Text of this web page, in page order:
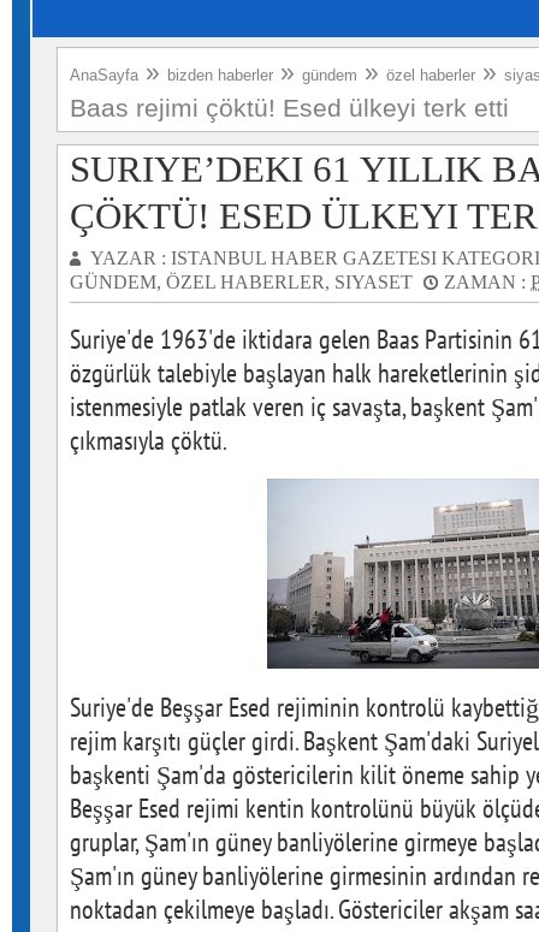
AnaSayfa » bizden haberler » gündem » özel haberler »
Baas rejimi çöktü! Esed ülkeyi terk etti
SURIYE’DEKI 61 YILLIK
ÇÖKTÜ! ESED ÜLKEYI
YAZAR : ISTANBUL HABER GAZETESI
GÜNDEM, ÖZEL HABERLER, SIYASET ZAMAN :
Suriye'de 1963'de iktidara gelen Baas Partisinin
özgürlük talebiyle başlayan halk hareketlerinin
istenmesiyle patlak veren iç savaşta, başkent
çıkmasıyla çöktü.
Suriye'de Beşşar Esed rejiminin kontrolü
rejim karşıtı güçler girdi. Başkent Şam'daki
başkenti Şam'da göstericilerin kilit öneme sahip
Beşşar Esed rejimi kentin kontrolünü büyük
gruplar, Şam'ın güney banliyölerine girmeye
Şam'ın güney banliyölerine girmesinin ardından
noktadan çekilmeye başladı. Göstericiler akşam